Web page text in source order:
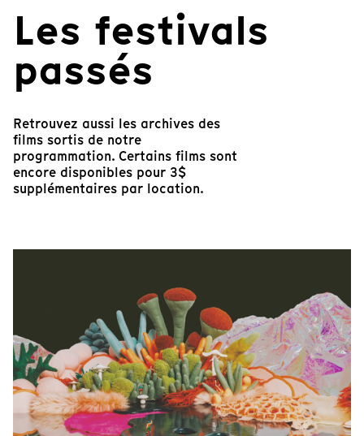
Les festivals
passés
Retrouvez aussi les archives des
films sortis de notre
programmation. Certains films sont
encore disponibles pour 3$
supplémentaires par location.